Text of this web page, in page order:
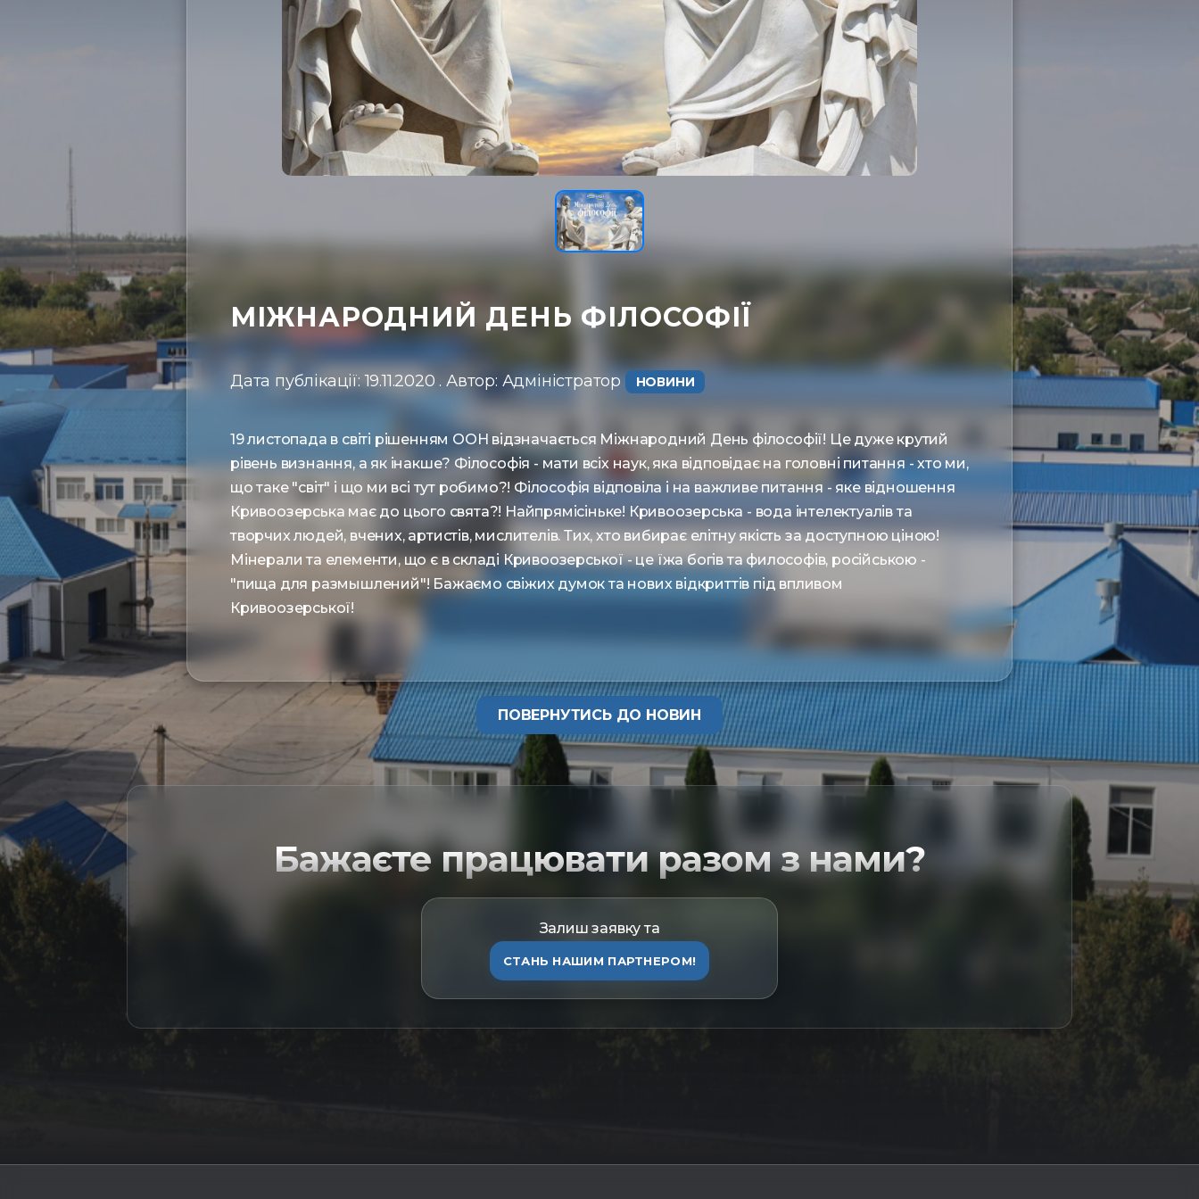
МІЖНАРОДНИЙ ДЕНЬ ФІЛОСОФІЇ
Дата публікації: 19.11.2020 . Автор: Адміністратор ㅤ НОВИНИ
19 листопада в світі рішенням ООН відзначається Міжнародний День філософії! Це дуже крутий
рівень визнання, а як інакше? Філософія - мати всіх наук, яка відповідає на головні питання - хто ми,
що таке "світ" і що ми всі тут робимо?! Філософія відповіла і на важливе питання - яке відношення
Кривоозерська має до цього свята?! Найпрямісіньке! Кривоозерська - вода інтелектуалів та
творчих людей, вчених, артистів, мислителів. Тих, хто вибирає елітну якість за доступною ціною!
Мінерали та елементи, що є в складі Кривоозерської - це їжа богів та философів, російською -
"пища для размышлений"! Бажаємо свіжих думок та нових відкриттів під впливом
Кривоозерської!
ПОВЕРНУТИСЬ ДО НОВИН
Бажаєте працювати разом з нами?
Залиш заявку та
СТАНЬ НАШИМ ПАРТНЕРОМ!